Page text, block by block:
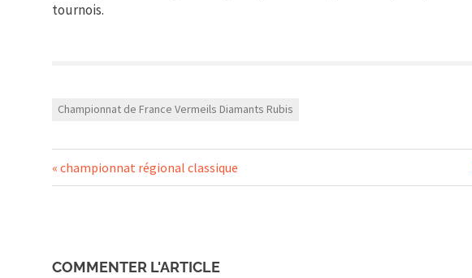
tournois.
Championnat de France Vermeils Diamants Rubis
Navigation
Previous
Post:
championnat régional classique
COMMENTER L'ARTICLE